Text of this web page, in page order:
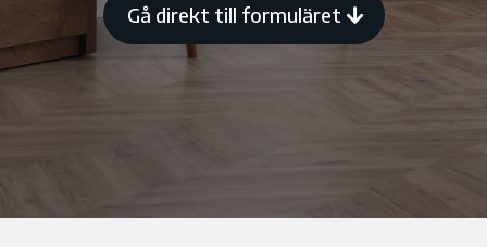
Gå direkt till formuläret